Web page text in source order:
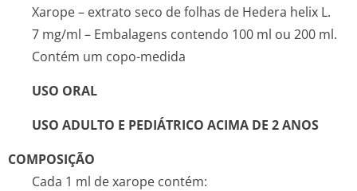
Xarope – extrato seco de folhas de Hedera helix L.
7 mg/ml – Embalagens contendo 100 ml ou 200 ml.
Contém um copo-medida
USO ORAL
USO ADULTO E PEDIÁTRICO ACIMA DE 2 ANOS
COMPOSIÇÃO
Cada 1 ml de xarope contém: